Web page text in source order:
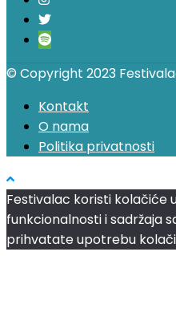
© Copyright 2023
Kontakt
O nama
Politika privatnosti
Festivalac koristi kolačiće
funkcionalnosti i sadržaja
prihvatate upotrebu